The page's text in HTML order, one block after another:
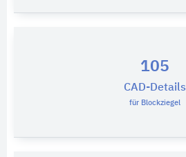
105
CAD-Details
für Blockziegel